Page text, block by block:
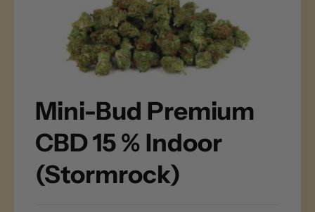
Mini-Bud Premium
CBD 15 % Indoor
(Stormrock)